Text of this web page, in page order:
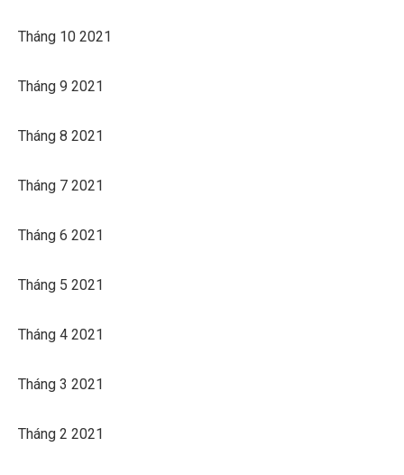
Tháng 10 2021
Tháng 9 2021
Tháng 8 2021
Tháng 7 2021
Tháng 6 2021
Tháng 5 2021
Tháng 4 2021
Tháng 3 2021
Tháng 2 2021